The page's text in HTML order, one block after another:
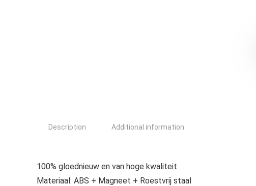
Description Additional information
100% gloednieuw en van hoge kwaliteit
Materiaal: ABS + Magneet + Roestvrij staal